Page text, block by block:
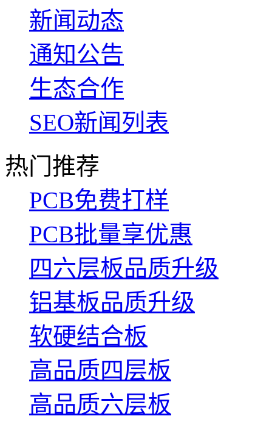
新闻动态
通知公告
生态合作
SEO新闻列表
热门推荐
PCB免费打样
PCB批量享优惠
四六层板品质升级
铝基板品质升级
软硬结合板
高品质四层板
高品质六层板